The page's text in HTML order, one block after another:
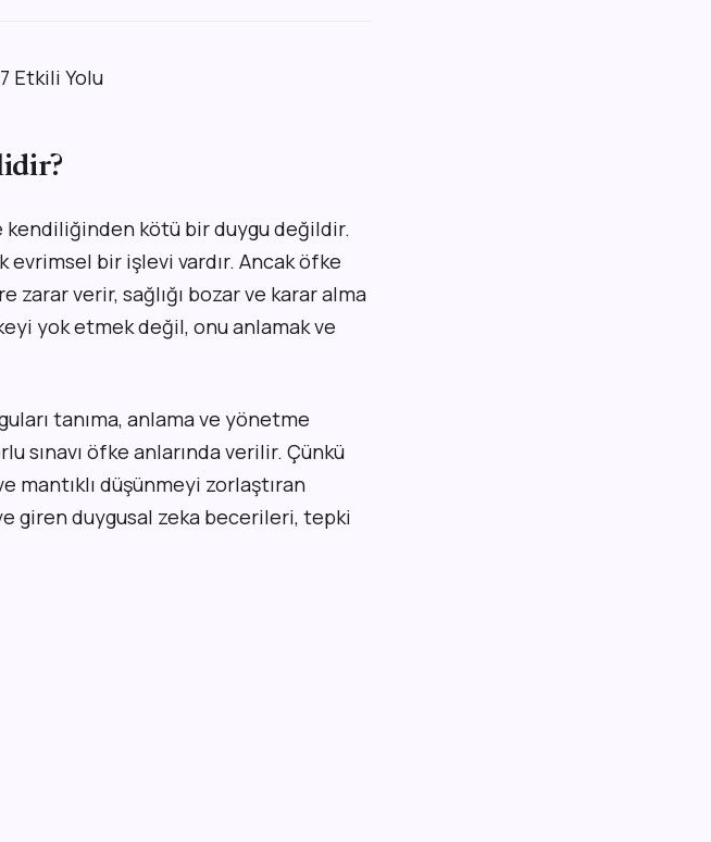
kötü bir duygu değildir.
bir işlevi vardır. Ancak öfke
verir, sağlığı bozar ve karar alma
yok etmek değil, onu anlamak ve
tanıma, anlama ve yönetme
sınavı öfke anlarında verilir. Çünkü
mantıklı düşünmeyi zorlaştıran
giren duygusal zeka becerileri, tepki